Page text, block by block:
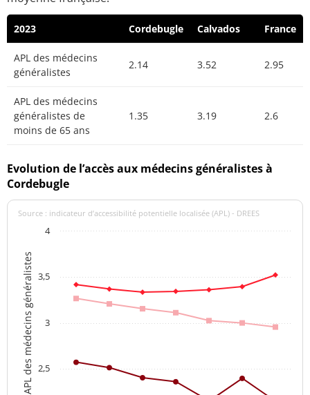
2023 Cordebugle Calvados France
APL des médecins
généralistes
2.14 3.52 2.95
APL des médecins
généralistes de
moins de 65 ans
1.35 3.19 2.6
Evolution de l’accès aux médecins généralistes à
Cordebugle
APL des médecins généralistes
Source : indicateur d’accessibilité potentielle localisée (APL) - DREES
2,5
3
3,5
4